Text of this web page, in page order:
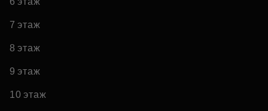
7 этаж
8 этаж
9 этаж
10 этаж